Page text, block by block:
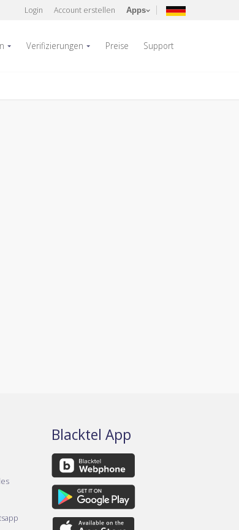
Login Account erstellen Apps
Verifizierungen Preise Support
Blacktel App